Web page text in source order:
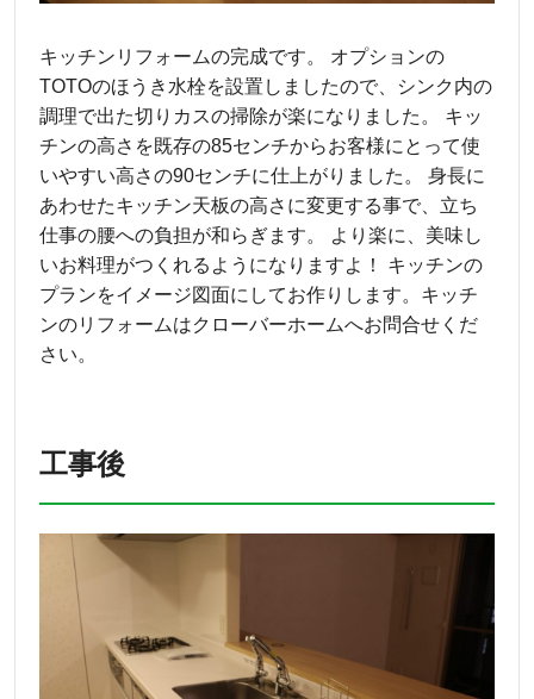
キッチンリフォームの完成です。 オプションの
TOTOのほうき水栓を設置しましたので、シンク内の
調理で出た切りカスの掃除が楽になりました。 キッ
チンの高さを既存の85センチからお客様にとって使
いやすい高さの90センチに仕上がりました。 身長に
あわせたキッチン天板の高さに変更する事で、立ち
仕事の腰への負担が和らぎます。 より楽に、美味し
いお料理がつくれるようになりますよ！ キッチンの
プランをイメージ図面にしてお作りします。キッチ
ンのリフォームはクローバーホームへお問合せくだ
さい。
工事後